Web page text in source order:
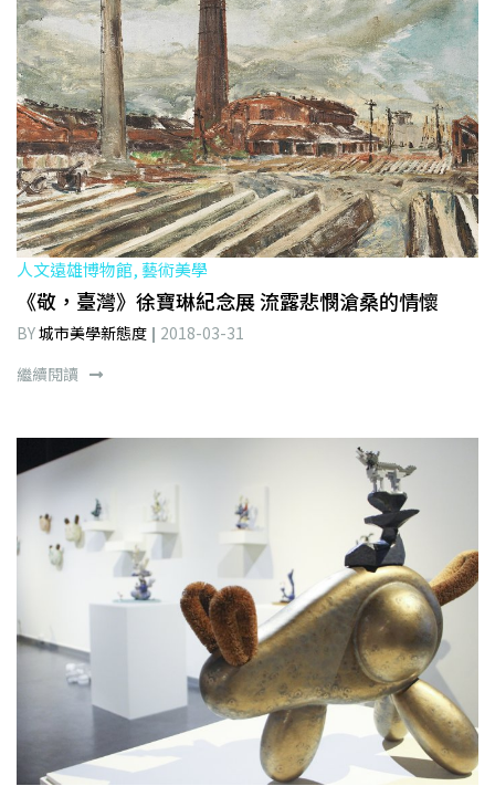
人文遠雄博物館, 藝術美學
《敬，臺灣》徐寶琳紀念展 流露悲憫滄桑的情懷
BY城市美學新態度
2018-03-31
繼續閱讀